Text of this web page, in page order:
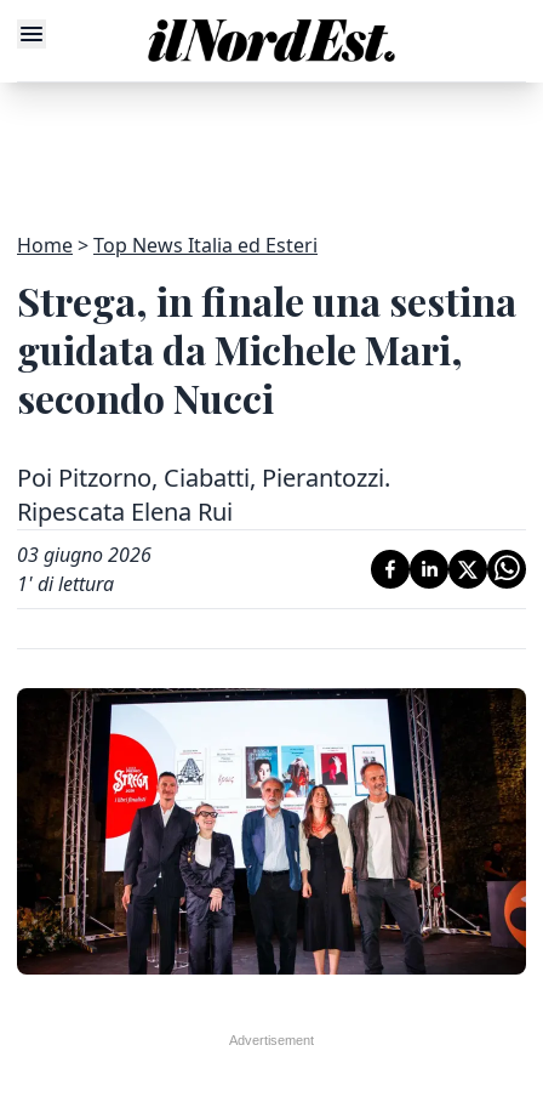
Home Top News Italia ed Esteri
Strega, in finale una sestina
guidata da Michele Mari,
secondo Nucci
Poi Pitzorno, Ciabatti, Pierantozzi.
Ripescata Elena Rui
03 giugno 2026
1' di lettura